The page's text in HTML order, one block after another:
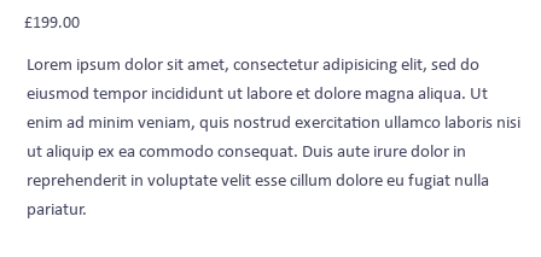
£199.00
Lorem ipsum dolor sit amet, consectetur adipisicing elit, sed do
eiusmod tempor incididunt ut labore et dolore magna aliqua. Ut
enim ad minim veniam, quis nostrud exercitation ullamco laboris nisi
ut aliquip ex ea commodo consequat. Duis aute irure dolor in
reprehenderit in voluptate velit esse cillum dolore eu fugiat nulla
pariatur.